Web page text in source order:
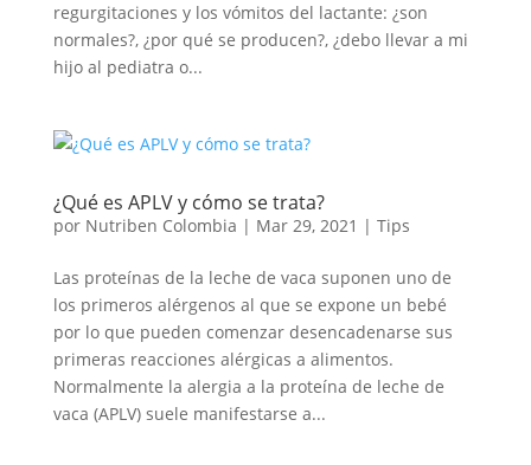
regurgitaciones y los vómitos del lactante: ¿son
normales?, ¿por qué se producen?, ¿debo llevar a mi
hijo al pediatra o...
¿Qué es APLV y cómo se trata?
por Nutriben Colombia | Mar 29, 2021 | Tips
Las proteínas de la leche de vaca suponen uno de
los primeros alérgenos al que se expone un bebé
por lo que pueden comenzar desencadenarse sus
primeras reacciones alérgicas a alimentos.
Normalmente la alergia a la proteína de leche de
vaca (APLV) suele manifestarse a...